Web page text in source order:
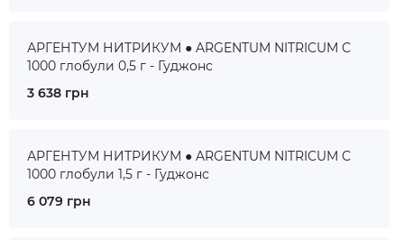
АРГЕНТУМ НИТРИКУМ ● ARGENTUM NITRICUM C
1000 глобули 0,5 г - Гуджонс
3 638 грн
АРГЕНТУМ НИТРИКУМ ● ARGENTUM NITRICUM C
1000 глобули 1,5 г - Гуджонс
6 079 грн